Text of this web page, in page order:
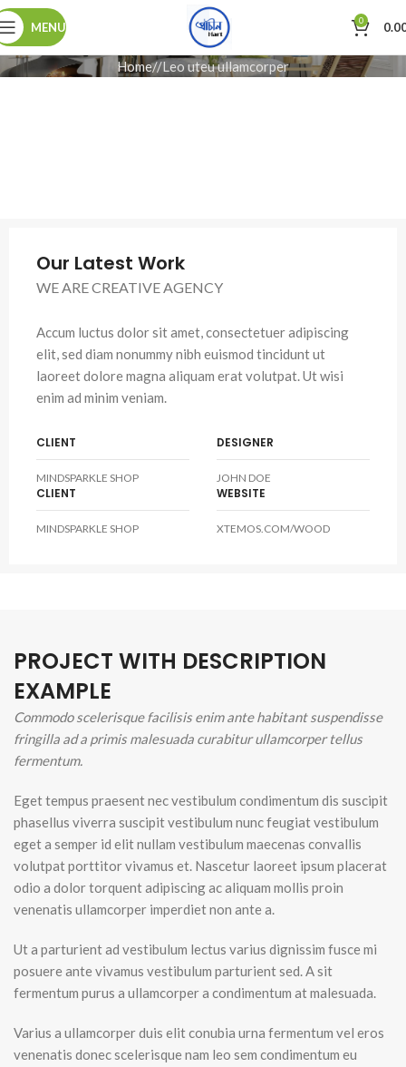
MENU 0
Home Leo uteu ullamcorper
Our Latest Work
WE ARE CREATIVE AGENCY
Accum luctus dolor sit amet, consectetuer adipiscing
elit, sed diam nonummy nibh euismod tincidunt ut
laoreet dolore magna aliquam erat volutpat. Ut wisi
enim ad minim veniam.
CLIENT
MINDSPARKLE SHOP
DESIGNER
JOHN DOE
CLIENT
MINDSPARKLE SHOP
WEBSITE
XTEMOS.COM/WOOD
PROJECT WITH DESCRIPTION
EXAMPLE
Commodo scelerisque facilisis enim ante habitant suspendisse
fringilla ad a primis malesuada curabitur ullamcorper tellus
fermentum.
Eget tempus praesent nec vestibulum condimentum dis suscipit
phasellus viverra suscipit vestibulum nunc feugiat vestibulum
eget a semper id elit nullam vestibulum maecenas convallis
volutpat porttitor vivamus et. Nascetur laoreet ipsum placerat
odio a dolor torquent adipiscing ac aliquam mollis proin
venenatis ullamcorper imperdiet non ante a.
Ut a parturient ad vestibulum lectus varius dignissim fusce mi
posuere ante vivamus vestibulum parturient sed. A sit
fermentum purus a ullamcorper a condimentum at malesuada.
Varius a ullamcorper duis elit conubia urna fermentum vel eros
venenatis donec scelerisque nam leo sem condimentum eu